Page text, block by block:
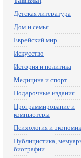
Детская литература
Дом и семья
Еврейский мир
Искусство
История и политика
Медицина и спорт
Подарочные издания
Программирование и
компьютеры
Психология и
Публицистика,
биографии